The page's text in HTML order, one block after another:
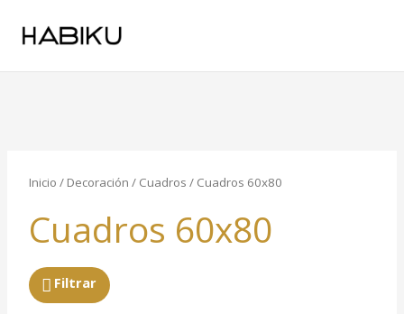
contenido
Inicio / Decoración / Cuadros / Cuadros 60x80
Cuadros 60x80
Filtrar